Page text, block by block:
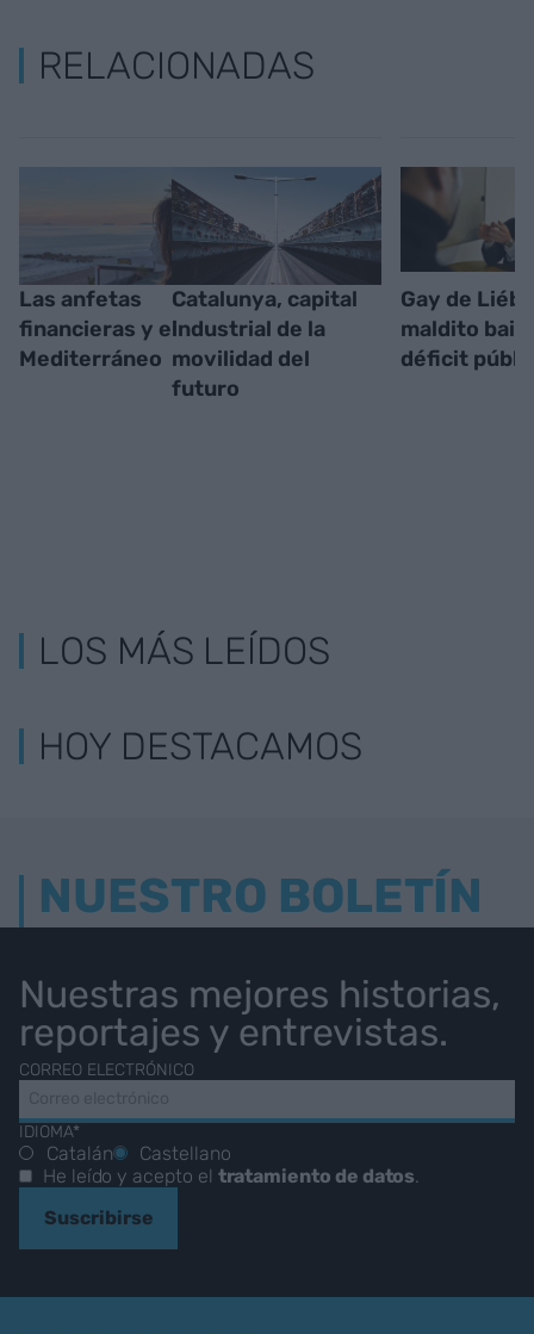
RELACIONADAS
Las anfetas
financieras y el
Mediterráneo
Catalunya, capital
industrial de la
movilidad del
futuro
Gay de
maldito
déficit
LOS MÁS LEÍDOS
HOY DESTACAMOS
NUESTRO BOLETÍN
Nuestras mejores historias,
reportajes y entrevistas.
CORREO ELECTRÓNICO
IDIOMA*
Catalán
Castellano
He leído y acepto el tratamiento de datos.
Suscribirse